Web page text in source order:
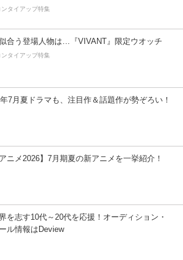
ンタイアップ特集
合う登場人物は…『VIVANT』限定ウオッチ
ンタイアップ特集
7月夏ドラマも、注目作＆話題作が勢ぞろい！
アニメ2026】7月期夏の新アニメを一挙紹介！
を志す10代～20代を応援！オーディション・
ル情報はDeview